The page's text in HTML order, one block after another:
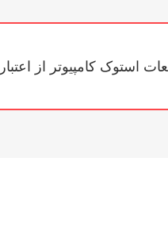
استوک کامپیوتر از